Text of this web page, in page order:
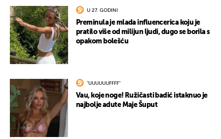
U 27. GODINI
Preminula je mlada influencerica koju je
pratilo više od milijun ljudi, dugo se borila s
opakom bolešću
"UUUUUUFFFF"
Vau, koje noge! Ružičasti badić istaknuo je
najbolje adute Maje Šuput
UKLJUČITE NOTIFIKACIJE